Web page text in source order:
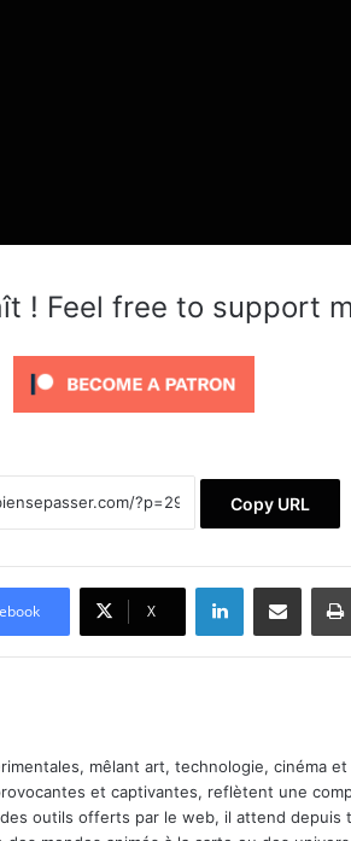
! Feel free to support
Copy URL
X
mêlant art, technologie, cinéma
et captivantes, reflètent une
outils offerts par le web, il attend depuis